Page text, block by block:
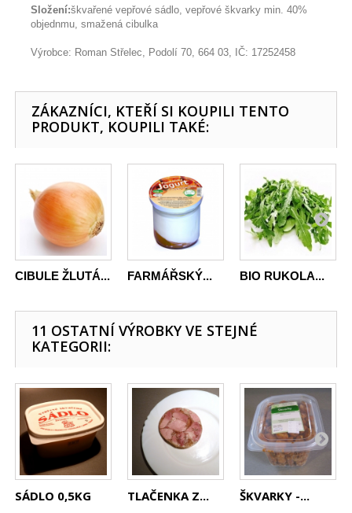
Složení:škvařené vepřové sádlo, vepřové škvarky min. 40%
objednmu, smažená cibulka
Výrobce: Roman Střelec, Podolí 70, 664 03, IČ: 17252458
ZÁKAZNÍCI, KTEŘÍ SI KOUPILI TENTO
PRODUKT, KOUPILI TAKÉ:
CIBULE ŽLUTÁ... FARMÁŘSKÝ... BIO RUKOLA...
11 OSTATNÍ VÝROBKY VE STEJNÉ
KATEGORII:
SÁDLO 0,5KG TLAČENKA Z... ŠKVARKY -...